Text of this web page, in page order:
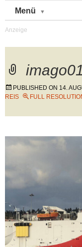
Menü
PUBLISHED ON 14.
REIS
FULL